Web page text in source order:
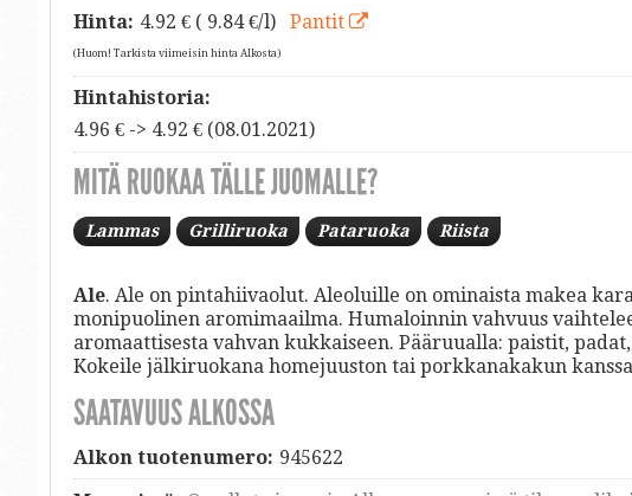
Hinta: 4.92 € ( 9.84 €/l) Pantit
(Huom! Tarkista viimeisin hinta Alkosta)
Hintahistoria:
4.96 € -> 4.92 € (08.01.2021)
MITÄ RUOKAA TÄLLE JUOMALLE?
Lammas Grilliruoka Pataruoka Riista
Ale. Ale on pintahiivaolut. Aleoluille on ominaista makea
monipuolinen aromimaailma. Humaloinnin vahvuus
aromaattisesta vahvan kukkaiseen. Pääruualla: paistit,
Kokeile jälkiruokana homejuuston tai porkkanakakun
SAATAVUUS ALKOSSA
Alkon tuotenumero: 945622